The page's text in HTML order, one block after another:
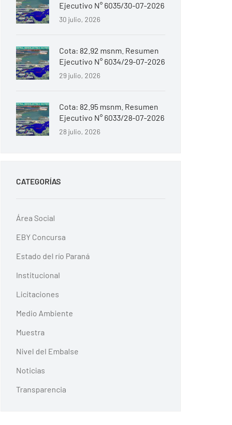
Ejecutivo N° 6035/30-07-2026
30 julio, 2026
Cota: 82.92 msnm. Resumen
Ejecutivo N° 6034/29-07-2026
29 julio, 2026
Cota: 82.95 msnm. Resumen
Ejecutivo N° 6033/28-07-2026
28 julio, 2026
CATEGORÍAS
Área Social
EBY Concursa
Estado del río Paraná
Institucional
Licitaciones
Medio Ambiente
Muestra
Nivel del Embalse
Noticias
Transparencia